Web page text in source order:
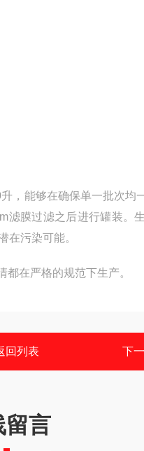
，能够在确保单一批次均
滤膜过滤之后进行罐装。
在污染可能。
在严格的规范下生产。
回列表 下
留言